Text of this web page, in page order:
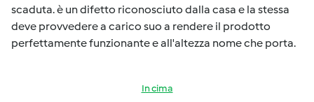
scaduta. è un difetto riconosciuto dalla casa e la stessa
deve provvedere a carico suo a rendere il prodotto
perfettamente funzionante e all'altezza nome che porta.
In cima